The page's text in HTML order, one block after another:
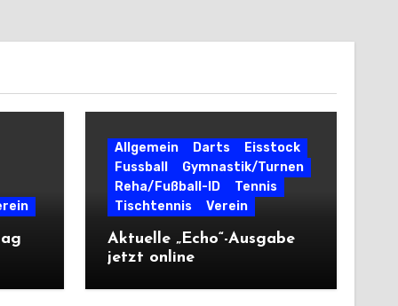
Allgemein Darts
Eisstock
Fussball
Gymnastik/Turnen
Reha/Fußball-ID
Tennis
Tischtennis
Verein
Aktuelle „Echo“-Ausgabe
jetzt online